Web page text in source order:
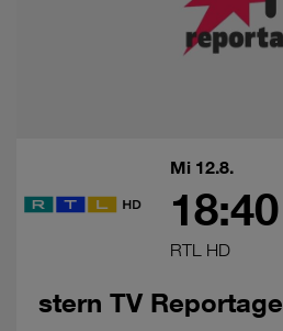
Mi 12.8.
18:40
RTL HD
stern TV Reportage